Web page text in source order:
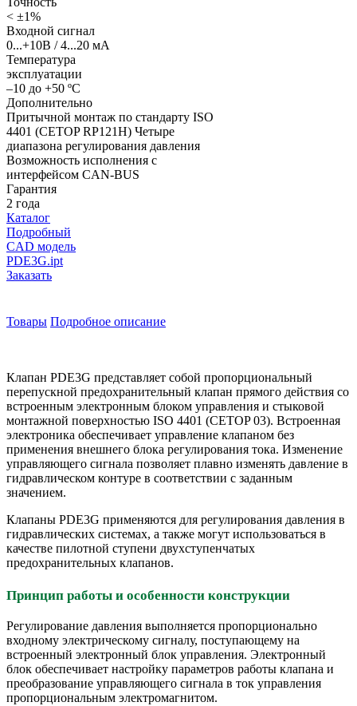
< ±1%
Входной сигнал
0...+10В / 4...20 мА
Температура
эксплуатации
–10 до +50 ºС
Дополнительно
Притычной монтаж по стандарту ISO
4401 (CETOP RP121H) Четыре
диапазона регулирования давления
Возможность исполнения с
интерфейсом CAN-BUS
Гарантия
2 года
Каталог
Подробный
CAD модель
PDE3G.ipt
Заказать
Товары Подробное описание
Клапан PDE3G представляет собой пропорциональный
перепускной предохранительный клапан прямого действия со
встроенным электронным блоком управления и стыковой
монтажной поверхностью ISO 4401 (CETOP 03). Встроенная
электроника обеспечивает управление клапаном без
применения внешнего блока регулирования тока. Изменение
управляющего сигнала позволяет плавно изменять давление в
гидравлическом контуре в соответствии с заданным
значением.
Клапаны PDE3G применяются для регулирования давления в
гидравлических системах, а также могут использоваться в
качестве пилотной ступени двухступенчатых
предохранительных клапанов.
Принцип работы и особенности конструкции
Регулирование давления выполняется пропорционально
входному электрическому сигналу, поступающему на
встроенный электронный блок управления. Электронный
блок обеспечивает настройку параметров работы клапана и
преобразование управляющего сигнала в ток управления
пропорциональным электромагнитом.